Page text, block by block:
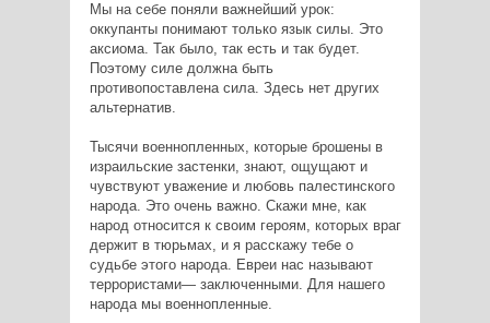
Мы на себе поняли важнейший урок:
оккупанты понимают только язык силы. Это
аксиома. Так было, так есть и так будет.
Поэтому силе должна быть
противопоставлена сила. Здесь нет других
альтернатив.
Тысячи военнопленных, которые брошены в
израильские застенки, знают, ощущают и
чувствуют уважение и любовь палестинского
народа. Это очень важно. Скажи мне, как
народ относится к своим героям, которых враг
держит в тюрьмах, и я расскажу тебе о
судьбе этого народа. Евреи нас называют
террористами— заключенными. Для нашего
народа мы военнопленные.